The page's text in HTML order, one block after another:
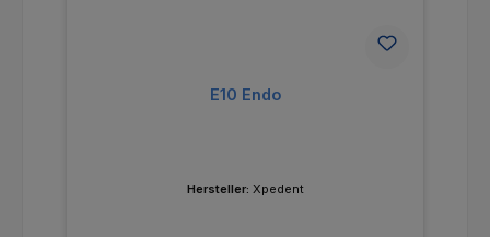
E10 Endo
Hersteller: Xpedent